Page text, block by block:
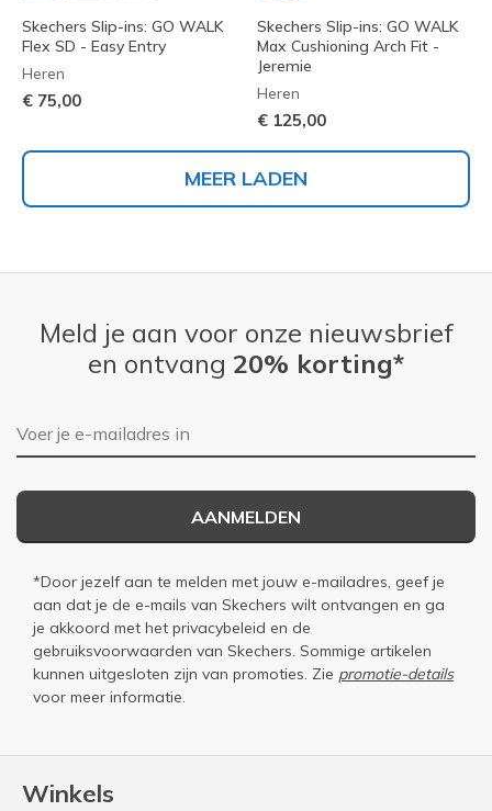
Skechers Slip-ins: GO WALK
Flex SD - Easy Entry
Heren
€ 75,00
Skechers Slip-ins: GO WALK
Max Cushioning Arch Fit -
Jeremie
Heren
€ 125,00
MEER LADEN
Winkels
Meld je aan voor onze nieuwsbrief
en ontvang 20% korting*
E-mailadres
AANMELDEN
*Door jezelf aan te melden met jouw e-mailadres, geef je
aan dat je de e-mails van Skechers wilt ontvangen en ga
je akkoord met het privacybeleid en de
gebruiksvoorwaarden van Skechers. Sommige artikelen
kunnen uitgesloten zijn van promoties. Zie promotie-details
voor meer informatie.